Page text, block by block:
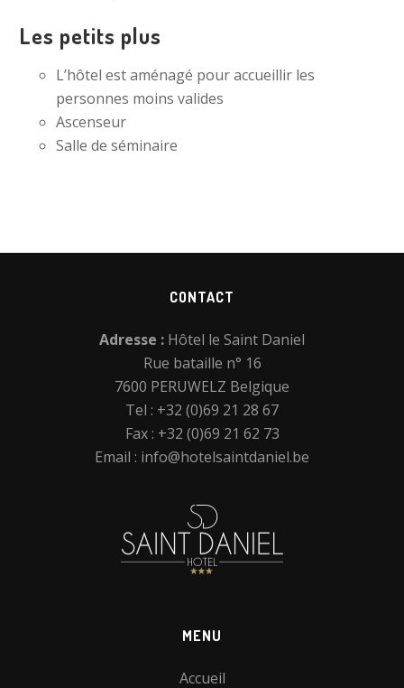
Les petits plus
L’hôtel est aménagé pour accueillir les
personnes moins valides
Ascenseur
Salle de séminaire
CONTACT
Adresse : Hôtel le Saint Daniel
Rue bataille n° 16
7600 PERUWELZ Belgique
Tel : +32 (0)69 21 28 67
Fax : +32 (0)69 21 62 73
Email : info@hotelsaintdaniel.be
MENU
Accueil